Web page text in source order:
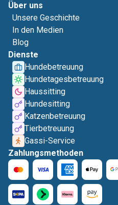
Über uns
Unsere Geschichte
In den Medien
Blog
Dienste
Hundebetreuung
Hundetagesbetreuung
Haussitting
Hundesitting
Katzenbetreuung
Tierbetreuung
Gassi-Service
Zahlungsmethoden